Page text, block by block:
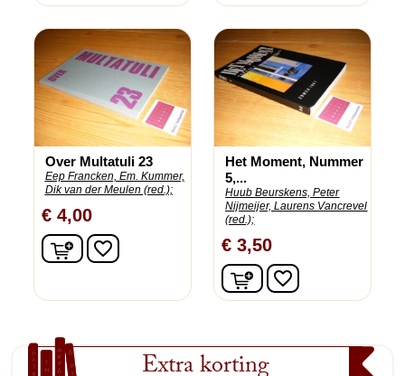
Over Multatuli 23
Eep Francken, Em. Kummer,
Dik van der Meulen (red.);
€ 4,00
In winkelwagen
favorite_border
Het Moment, Nummer
5,...
Huub Beurskens, Peter
Nijmeijer, Laurens Vancrevel
(red.);
€ 3,50
In winkelwagen
favorite_border